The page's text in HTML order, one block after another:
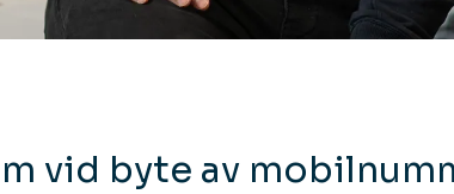
vid byte av